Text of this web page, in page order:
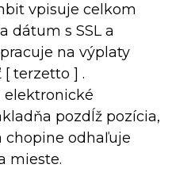
vpisuje celkom
dátum s SSL a
na výplaty
terzetto ] .
elektronické
pozdĺž pozícia,
chopine odhaľuje
mieste.